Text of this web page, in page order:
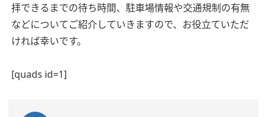
拝できるまでの待ち時間、駐車場情報や交通規制の有無
などについてご紹介していきますので、お役立ていただ
ければ幸いです。
[quads id=1]